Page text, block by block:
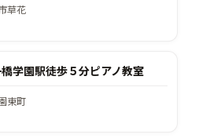
草花
学園駅徒歩５分ピアノ教室
東町